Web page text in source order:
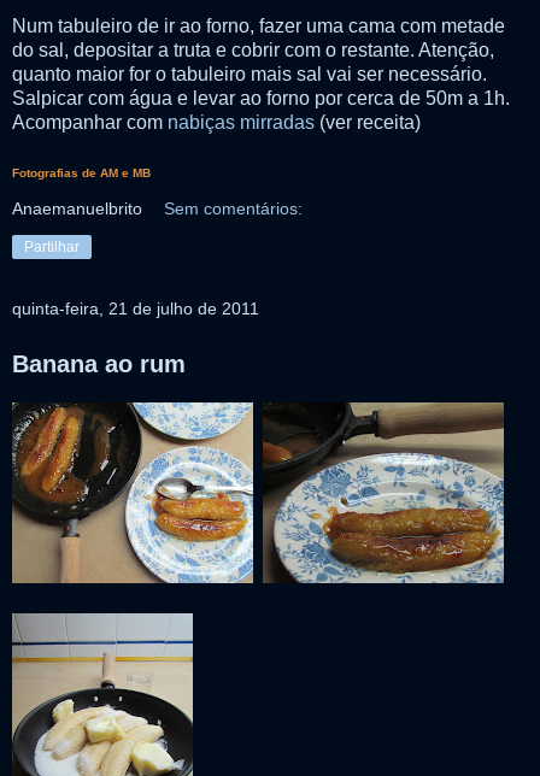
Num tabuleiro de ir ao forno, fazer uma cama com metade
do sal, depositar a truta e cobrir com o restante. Atenção,
quanto maior for o tabuleiro mais sal vai ser necessário.
Salpicar com água e levar ao forno por cerca de 50m a 1h.
Acompanhar com nabiças mirradas (ver receita)
Fotografias de AM e MB
Anaemanuelbrito Sem comentários:
Partilhar
quinta-feira, 21 de julho de 2011
Banana ao rum